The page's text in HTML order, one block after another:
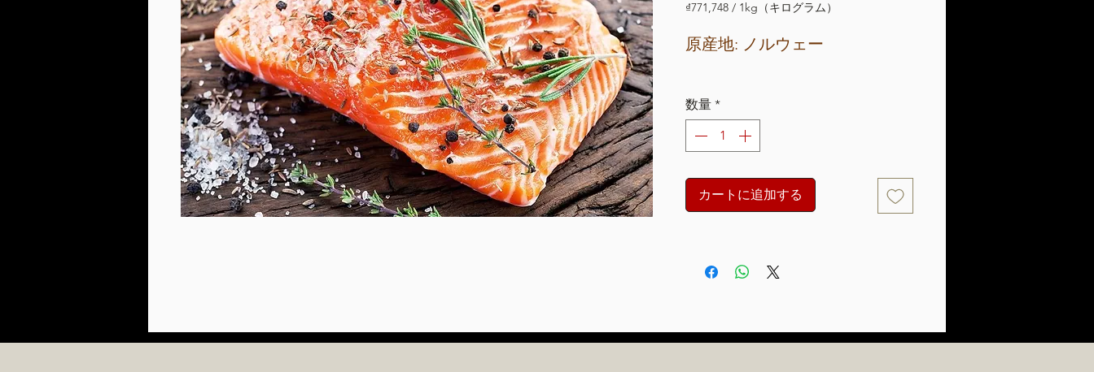
格
₫771,748 / 1kg（キログラム）
ご
と
原産地: ノルウェー
数量 *
カートに追加する